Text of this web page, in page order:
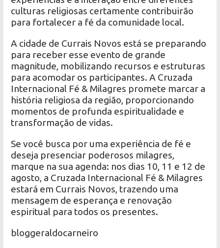
culturas religiosas certamente contribuirão
para fortalecer a fé da comunidade local.
A cidade de Currais Novos está se preparando
para receber esse evento de grande
magnitude, mobilizando recursos e estruturas
para acomodar os participantes. A Cruzada
Internacional Fé & Milagres promete marcar a
história religiosa da região, proporcionando
momentos de profunda espiritualidade e
transformação de vidas.
Se você busca por uma experiência de fé e
deseja presenciar poderosos milagres,
marque na sua agenda: nos dias 10, 11 e 12 de
agosto, a Cruzada Internacional Fé & Milagres
estará em Currais Novos, trazendo uma
mensagem de esperança e renovação
espiritual para todos os presentes.
bloggeraldocarneiro